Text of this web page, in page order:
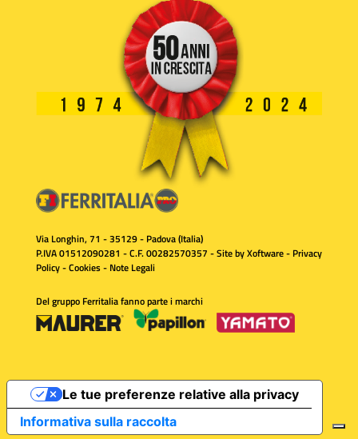
Via Longhin, 71 - 35129 - Padova (Italia)
P.IVA 01512090281 - C.F. 00282570357 - Site byXoftware- Privacy
Policy-Cookies- Note Legali
Del gruppo Ferritalia fanno parte i marchi
Informativa sulla raccolta
Le tue preferenze relative alla privacy